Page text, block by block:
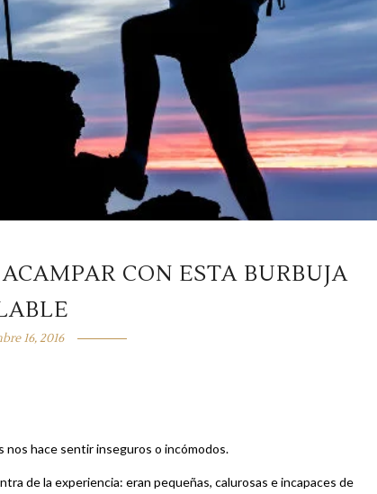
CON ESTA BURBUJA
16, 2016
nos hace sentir inseguros o incómodos.
de la experiencia: eran pequeñas, calurosas e incapaces de